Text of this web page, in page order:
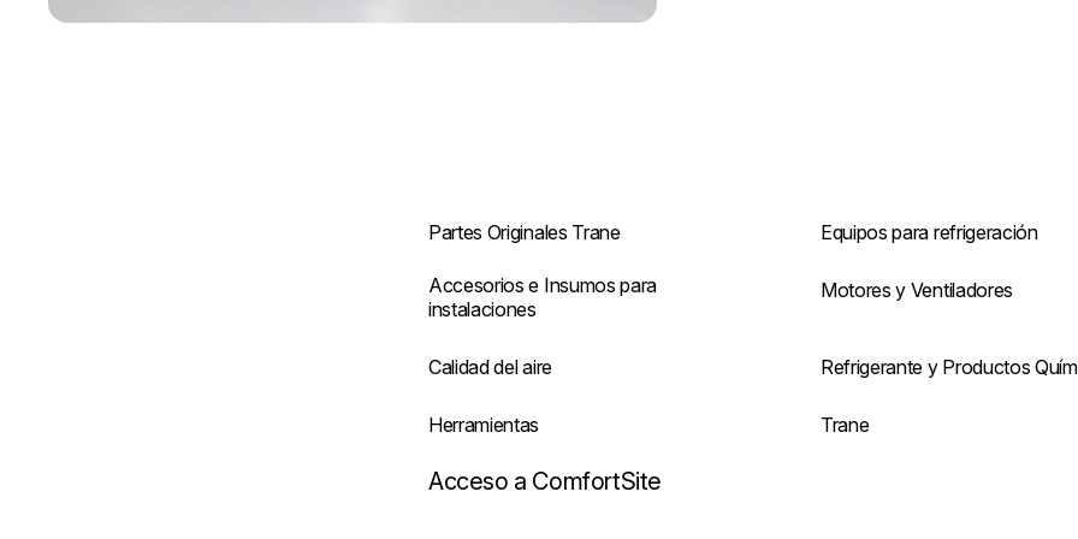
Partes Originales Trane Equipos para refrigeración
Accesorios e Insumos para
instalaciones
Motores y Ventiladores
Calidad del aire Refrigerante y Productos
Herramientas Trane
Acceso a ComfortSite